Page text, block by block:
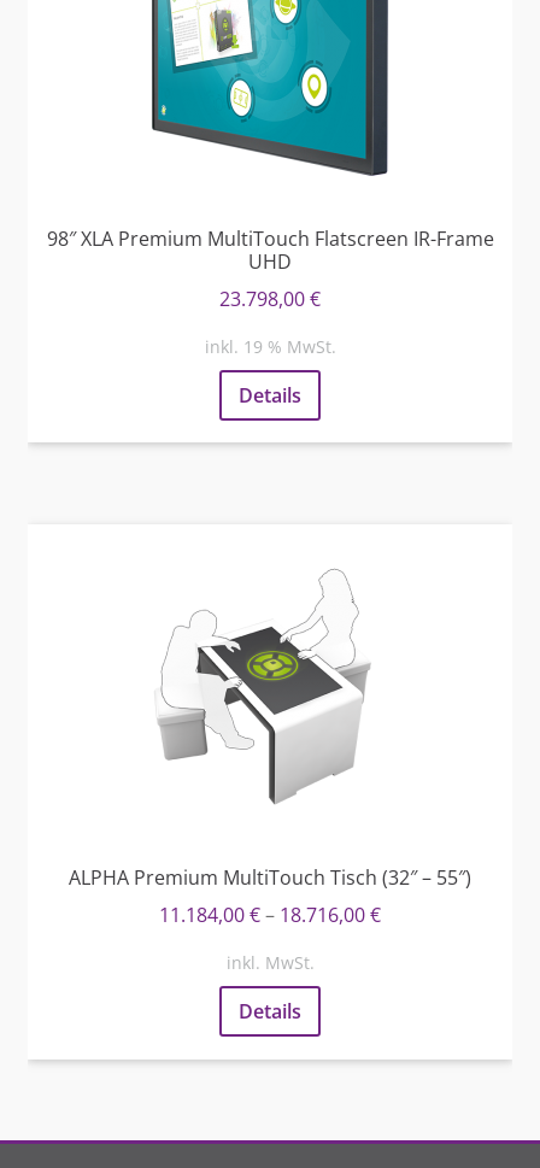
98″ XLA Premium MultiTouch Flatscreen IR-Frame
UHD
23.798,00€
inkl. 19 % MwSt.
Details
ALPHA Premium MultiTouch Tisch (32″ – 55″)
11.184,00€– 18.716,00€
inkl. MwSt.
Details